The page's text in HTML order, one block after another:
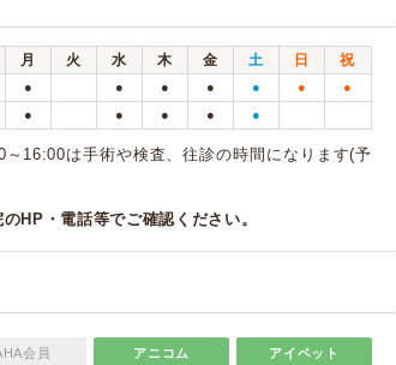
月 火 水 木 金 土 日
祝
● ● ● ● ● ● ●
● ● ● ● ●
16:00は手術や検査、往診の時間になります(予
HP・電話等でご確認ください。
会員 アニコム アイペット